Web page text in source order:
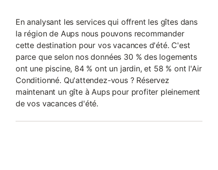
En analysant les services qui offrent les gîtes dans
la région de Aups nous pouvons recommander
cette destination pour vos vacances d'été. C'est
parce que selon nos données 30 % des logements
ont une piscine, 84 % ont un jardin, et 58 % ont l'Air
Conditionné. Qu'attendez-vous ? Réservez
maintenant un gîte à Aups pour profiter pleinement
de vos vacances d'été.